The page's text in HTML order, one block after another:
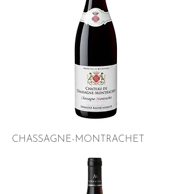
CHASSAGNE-MONTRACHET